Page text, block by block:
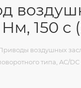
150 с
воздушных
типа, AC/